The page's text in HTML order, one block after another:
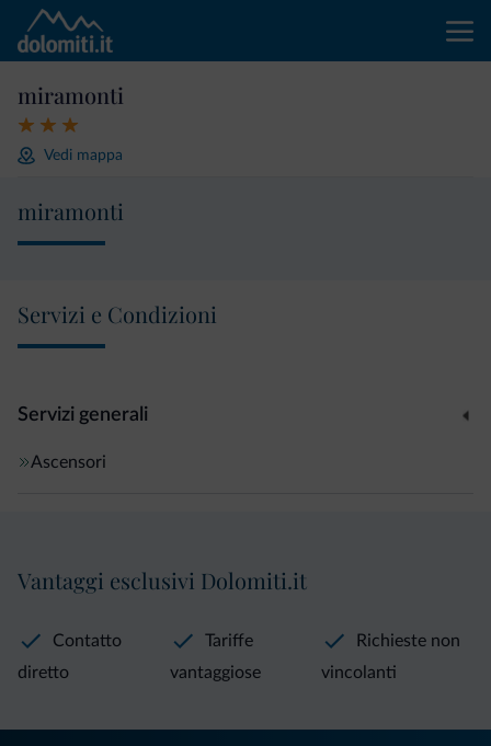
miramonti
Vedi mappa
miramonti
Servizi e Condizioni
Servizi generali
Ascensori
Vantaggi esclusivi Dolomiti.it
Contatto
diretto
Tariffe
vantaggiose
Richieste non
vincolanti